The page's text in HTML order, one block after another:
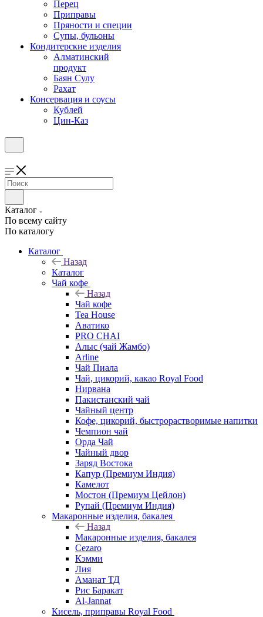
Перец
Приправы
Пряности и специи
Супы, бульоны
Кондитерские изделия
Алматинский
продукт
Баян Сулу
Рахат
Консервация и соусы
Кублей
Цин-Каз
Каталог
По всему сайту
По каталогу
Каталог
Назад
Каталог
Чай кофе
Назад
Чай кофе
Tea House
Аватико
PRO CHAI
Алыс (чай Жамбо)
Arline
Чай Пиала
Чай, цикорий, какао Royal Food
Нирвана
Пакистанский чай
Чайный центр
Кофе, цикорий, быстрорастворимые напитки
Чемпион чай
Орда Чай
Чайный двор
Заряд Востока
Капур (Премиум Индия)
Камелот
Мостон (Премиум Цейлон)
Рупай (Премиум Индия)
Макаронные изделия, бакалея
Назад
Макаронные изделия, бакалея
Cezaro
Кэмми
Лия
Аманат ТД
Рис Баракат
Al-Jannat
Кисель, приправы Royal Food